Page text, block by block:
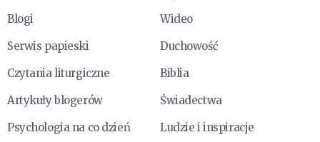
Blogi
Wideo
Serwis papieski
Duchowość
Czytania liturgiczne
Biblia
Artykuły blogerów
Świadectwa
Psychologia na co dzień
Ludzie i inspiracje